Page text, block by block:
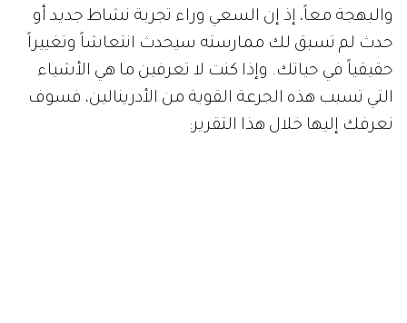
والبهجة معاً، إذ إن السعي وراء تجربة نشاط جديد أو
حدث لم تسبق لك ممارسته سيحدث انتعاشاً وتغييراً
حقيقياً في حياتك. وإذا كنت لا تعرفين ما هي الأشياء
التي تسبب هذه الجرعة القوية من الأدرينالين، فسوف
نعرفك إليها خلال هذا التقرير: